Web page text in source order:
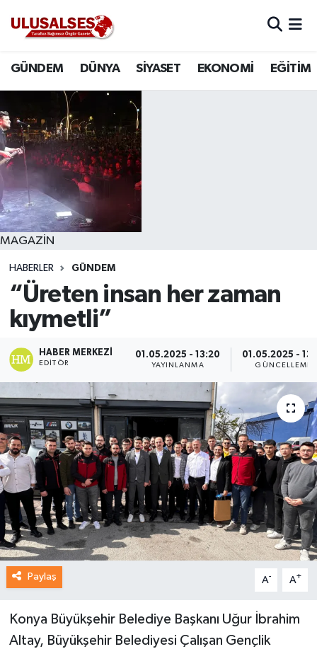
GÜNDEM DÜNYA SİYASET EKONOMİ EĞİTİM
MAGAZİN
HABERLER GÜNDEM
“Üreten insan her zaman
kıymetli”
HABER MERKEZI
EDITÖR
01.05.2025 - 13:20
YAYINLANMA
01.05.2025 -
GÜNCELLEME
Paylaş A- A+
Konya Büyükşehir Belediye Başkanı Uğur İbrahim
Altay, Büyükşehir Belediyesi Çalışan Gençlik
DÜNYA
SİYASET
EKONOMİ
EĞİTİM
SAĞLIK
MAGAZİN
SPOR
Trafik Durumu
Süper Lig Puan Durumu ve Fikstür
Tüm Manşetler
Son Dakika Haberleri
Haber Arşivi